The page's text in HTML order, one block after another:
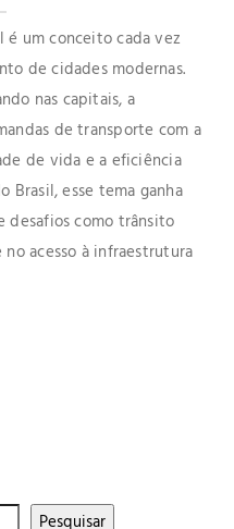
um conceito cada vez
de cidades modernas.
nas capitais, a
de transporte com a
de vida e a eficiência
Brasil, esse tema ganha
desafios como trânsito
acesso à infraestrutura
Pesquisar